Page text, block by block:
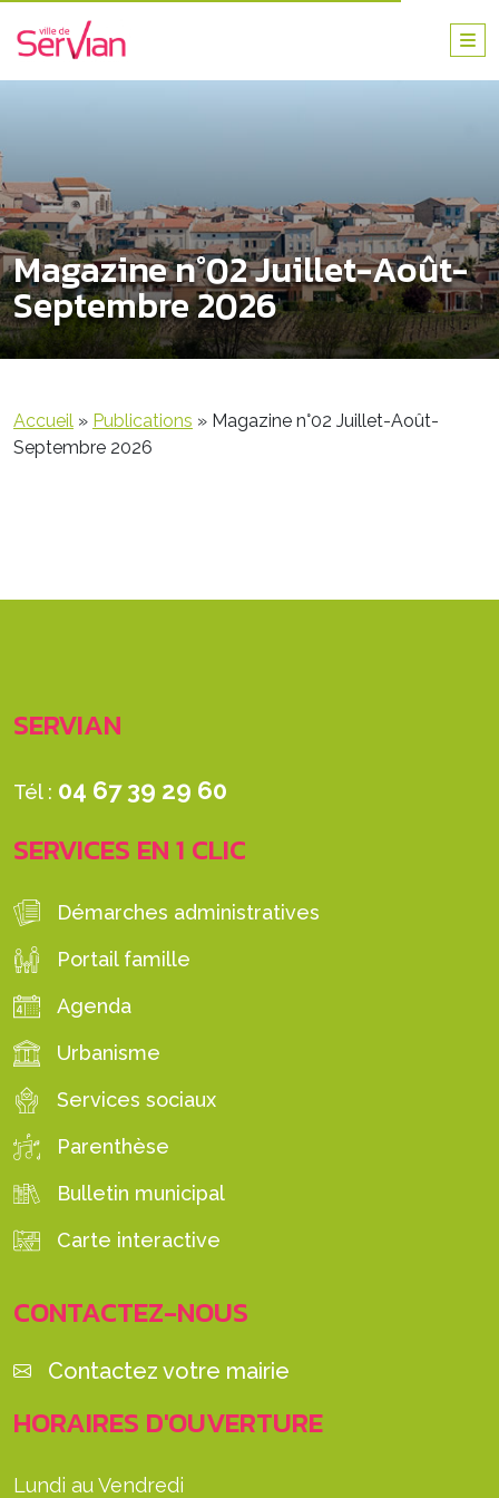
Magazine n°02 Juillet-Août-
Septembre 2026
Accueil » Publications » Magazine n°02 Juillet-Août-
Septembre 2026
SERVIAN
Tél : 04 67 39 29 60
SERVICES EN 1 CLIC
Démarches administratives
Portail famille
Agenda
Urbanisme
Services sociaux
Parenthèse
Bulletin municipal
Carte interactive
CONTACTEZ-NOUS
Contactez votre mairie
HORAIRES D'OUVERTURE
Lundi au Vendredi